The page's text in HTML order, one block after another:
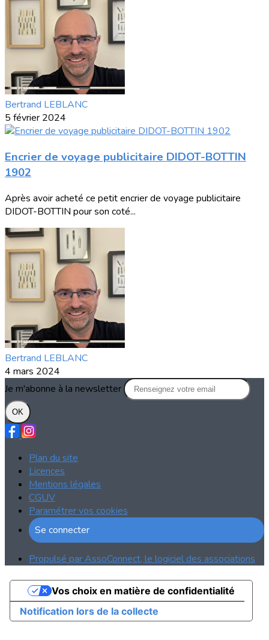
Bertrand LEBLANC
5 février 2024
Encrier de voyage publicitaire DIDOT-BOTTIN
1902
Après avoir acheté ce petit encrier de voyage publicitaire
DIDOT-BOTTIN pour son coté...
Bertrand LEBLANC
4 mars 2024
Je m'abonne à la newsletter
OK
Plan du site
Licences
Mentions légales
CGUV
Paramétrer vos cookies
Se connecter
Propulsé par AssoConnect, le logiciel des associations
Notification lors de la collecte
Vos choix en matière de confidentialité